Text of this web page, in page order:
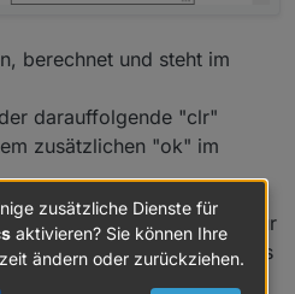
berechnet und steht im
darauffolgende "clr"
zusätzlichen "ok" im
deswegen hatte ich nur
zur Verfügung stellst ist alles
zusätzliche Dienste für
aktivieren? Sie können Ihre
ändern oder zurückziehen.